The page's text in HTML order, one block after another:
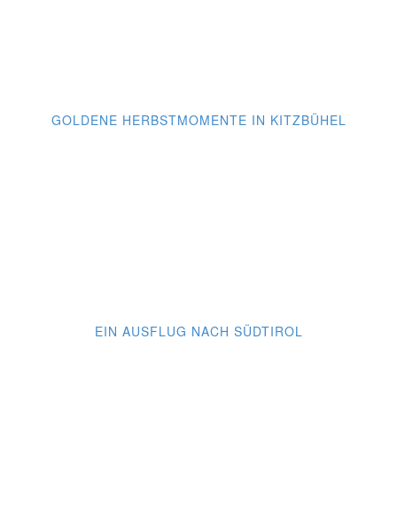
GOLDENE HERBSTMOMENTE IN KITZBÜHEL
EIN AUSFLUG NACH SÜDTIROL